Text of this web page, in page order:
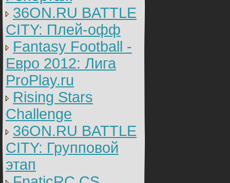
36ON.RU BATTLE
CITY: Плей-офф
Fantasy Football -
Евро 2012: Лига
ProPlay.ru
Rising Stars
Challenge
36ON.RU BATTLE
CITY: Групповой
этап